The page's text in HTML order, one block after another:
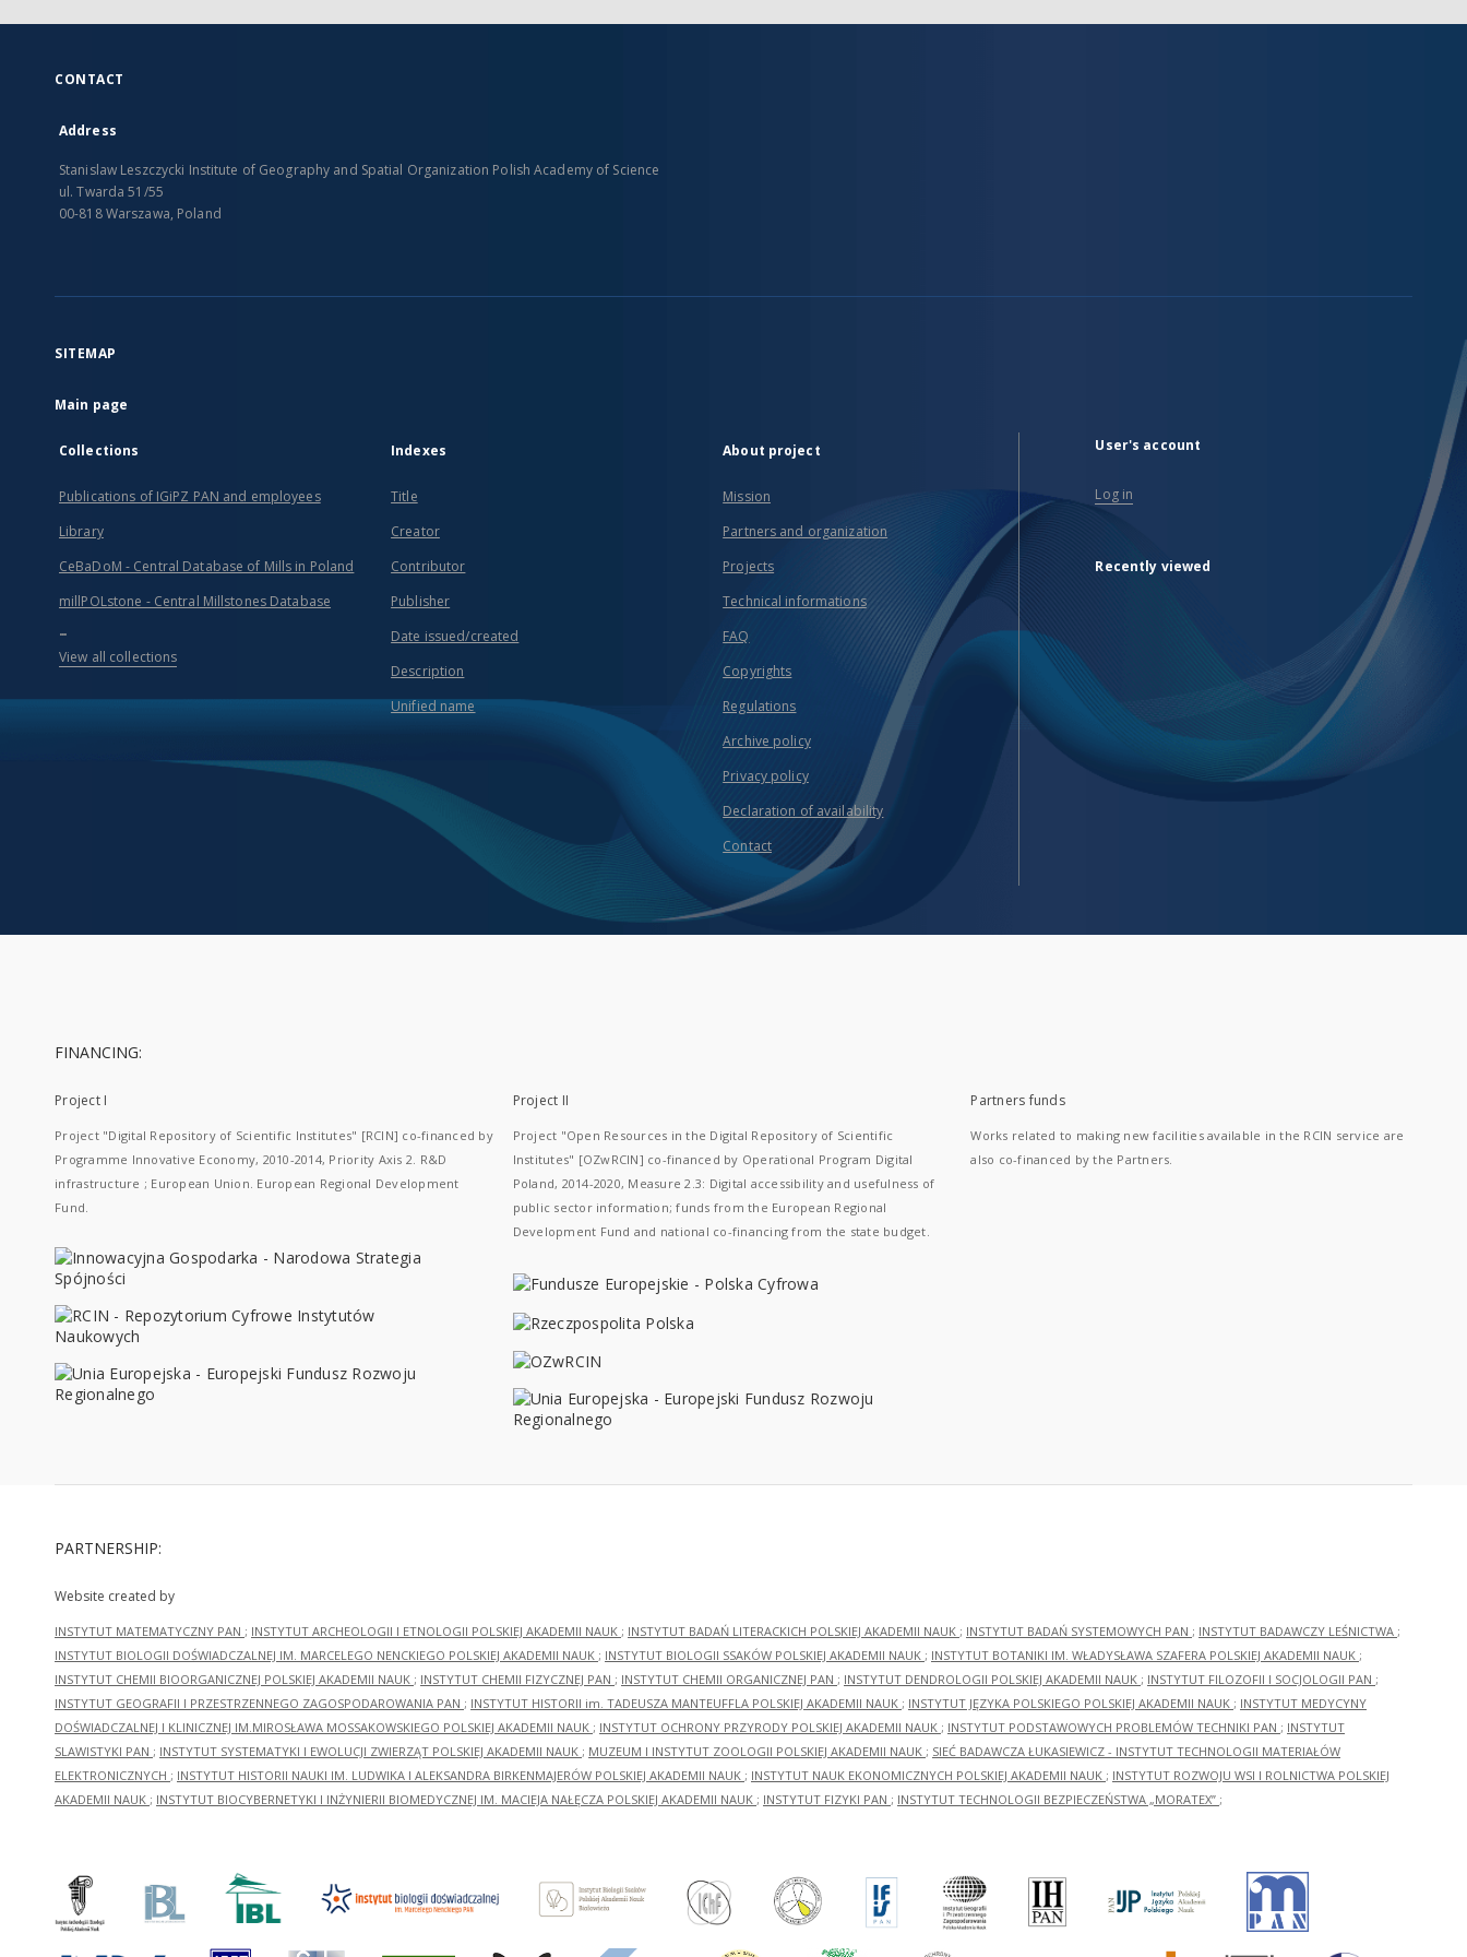
CONTACT
Address
Stanislaw Leszczycki Institute of Geography and Spatial Organization Polish Academy of Science
ul. Twarda 51/55
00-818 Warszawa, Poland
SITEMAP
Main page
Collections
Publications of IGiPZ PAN and employees
Library
CeBaDoM - Central Database of Mills in Poland
millPOLstone - Central Millstones Database
...
View all collections
Indexes
Title
Creator
Contributor
Publisher
Date issued/created
Description
Unified name
About project
Mission
Partners and organization
Projects
Technical informations
FAQ
Copyrights
Regulations
Archive policy
Privacy policy
Declaration of availability
Contact
User's account
Log in
Recently viewed
FINANCING:
Project I
Project "Digital Repository of Scientific Institutes" [RCIN] co-financed by
Programme Innovative Economy, 2010-2014, Priority Axis 2. R&D
infrastructure ; European Union. European Regional Development
Fund.
Project II
Project "Open Resources in the Digital Repository of Scientific
Institutes" [OZwRCIN] co-financed by Operational Program Digital
Poland, 2014-2020, Measure 2.3: Digital accessibility and usefulness of
public sector information; funds from the European Regional
Development Fund and national co-financing from the state budget.
Partners funds
Works related to making new facilities available in the RCIN service are
also co-financed by the Partners.
PARTNERSHIP:
Website created by
INSTYTUT MATEMATYCZNY PAN ; INSTYTUT ARCHEOLOGII I ETNOLOGII POLSKIEJ AKADEMII NAUK ; INSTYTUT BADAŃ LITERACKICH POLSKIEJ AKADEMII NAUK ; INSTYTUT BADAŃ SYSTEMOWYCH PAN ; INSTYTUT BADAWCZY LEŚNICTWA ;
INSTYTUT BIOLOGII DOŚWIADCZALNEJ IM. MARCELEGO NENCKIEGO POLSKIEJ AKADEMII NAUK ; INSTYTUT BIOLOGII SSAKÓW POLSKIEJ AKADEMII NAUK ; INSTYTUT BOTANIKI IM. WŁADYSŁAWA SZAFERA POLSKIEJ AKADEMII NAUK ;
INSTYTUT CHEMII BIOORGANICZNEJ POLSKIEJ AKADEMII NAUK ; INSTYTUT CHEMII FIZYCZNEJ PAN ; INSTYTUT CHEMII ORGANICZNEJ PAN ; INSTYTUT DENDROLOGII POLSKIEJ AKADEMII NAUK ; INSTYTUT FILOZOFII I SOCJOLOGII PAN ;
INSTYTUT GEOGRAFII I PRZESTRZENNEGO ZAGOSPODAROWANIA PAN ; INSTYTUT HISTORII im. TADEUSZA MANTEUFFLA POLSKIEJ AKADEMII NAUK ; INSTYTUT JĘZYKA POLSKIEGO POLSKIEJ AKADEMII NAUK ; INSTYTUT MEDYCYNY
DOŚWIADCZALNEJ I KLINICZNEJ IM.MIROSŁAWA MOSSAKOWSKIEGO POLSKIEJ AKADEMII NAUK ; INSTYTUT OCHRONY PRZYRODY POLSKIEJ AKADEMII NAUK ; INSTYTUT PODSTAWOWYCH PROBLEMÓW TECHNIKI PAN ; INSTYTUT
SLAWISTYKI PAN ; INSTYTUT SYSTEMATYKI I EWOLUCJI ZWIERZĄT POLSKIEJ AKADEMII NAUK ; MUZEUM I INSTYTUT ZOOLOGII POLSKIEJ AKADEMII NAUK ; SIEĆ BADAWCZA ŁUKASIEWICZ - INSTYTUT TECHNOLOGII MATERIAŁÓW
ELEKTRONICZNYCH ; INSTYTUT HISTORII NAUKI IM. LUDWIKA I ALEKSANDRA BIRKENMAJERÓW POLSKIEJ AKADEMII NAUK ; INSTYTUT NAUK EKONOMICZNYCH POLSKIEJ AKADEMII NAUK ; INSTYTUT ROZWOJU WSI I ROLNICTWA POLSKIEJ
AKADEMII NAUK ; INSTYTUT BIOCYBERNETYKI I INŻYNIERII BIOMEDYCZNEJ IM. MACIEJA NAŁĘCZA POLSKIEJ AKADEMII NAUK ; INSTYTUT FIZYKI PAN ; INSTYTUT TECHNOLOGII BEZPIECZEŃSTWA „MORATEX” ;